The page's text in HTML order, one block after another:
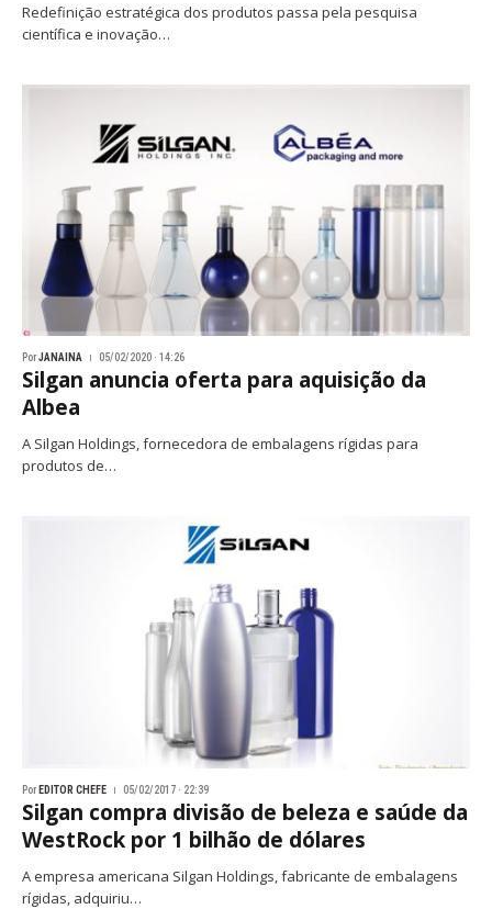
Redefinição estratégica dos produtos passa pela pesquisa
científica e inovação…
PorJANAINA 05/02/2020 · 14:26
Silgan anuncia oferta para aquisição da
Albea
A Silgan Holdings, fornecedora de embalagens rígidas para
produtos de…
Por EDITOR CHEFE 05/02/2017 · 22:39
Silgan compra divisão de beleza e saúde da
WestRock por 1 bilhão de dólares
A empresa americana Silgan Holdings, fabricante de embalagens
rígidas, adquiriu…